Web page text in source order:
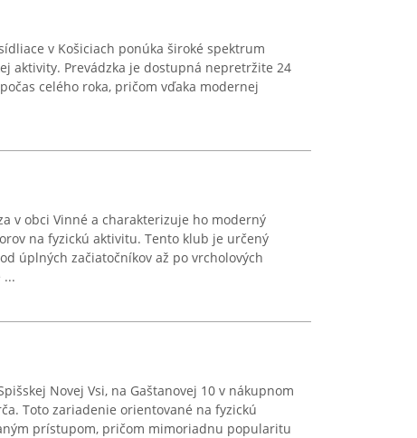
v Košiciach ponúka široké spektrum
aktivity. Prevádzka je dostupná nepretržite 24
celého roka, pričom vďaka modernej
v obci Vinné a charakterizuje ho moderný
na fyzickú aktivitu. Tento klub je určený
úplných začiatočníkov až po vrcholových
...
Novej Vsi, na Gaštanovej 10 v nákupnom
Toto zariadenie orientované na fyzickú
prístupom, pričom mimoriadnu popularitu